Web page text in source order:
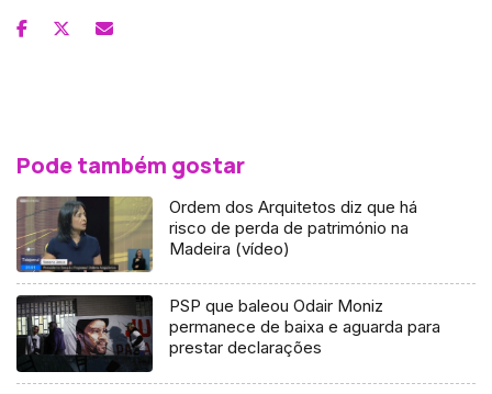
Pode também gostar
Ordem dos Arquitetos diz que há
risco de perda de património na
Madeira (vídeo)
PSP que baleou Odair Moniz
permanece de baixa e aguarda para
prestar declarações